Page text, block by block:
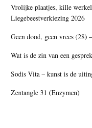
Vrolijke plaatjes, kille
Liegebeestverkiezing 2026
Geen dood, geen vrees (28)
Wat is de zin van een
Sodis Vita – kunst is de
Zentangle 31 (Enzymen)